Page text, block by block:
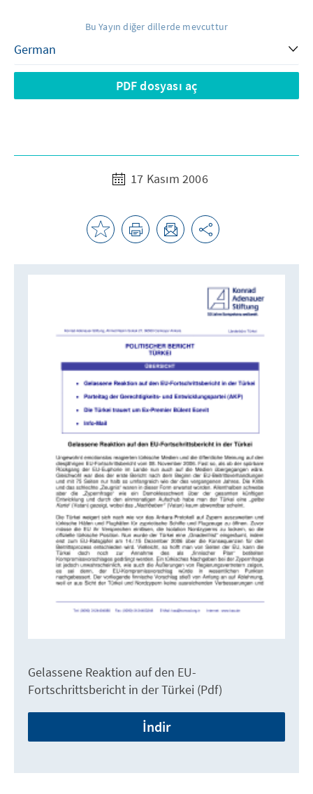
Bu Yayın diğer dillerde mevcuttur
PDF dosyası aç
17 Kasım 2006
Gelassene Reaktion auf den EU-
Fortschrittsbericht in der Türkei (Pdf)
İndir